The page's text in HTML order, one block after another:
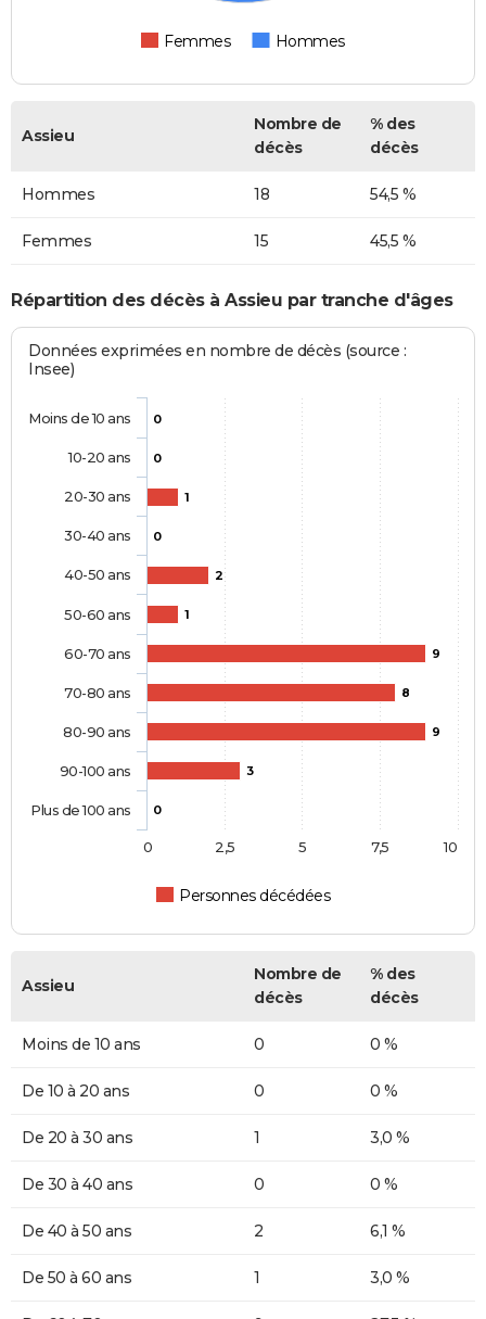
Femmes Hommes
Assieu
Nombre de
décès
% des
décès
Hommes 18 54,5 %
Femmes 15 45,5 %
Répartition des décès à Assieu par tranche d'âges
Données exprimées en nombre de décès (source :
Insee)
0
0
1
0
2
1
9
8
9
3
0
Personnes décédées
Moins de 10 ans
10-20 ans
20-30 ans
30-40 ans
40-50 ans
50-60 ans
60-70 ans
70-80 ans
80-90 ans
90-100 ans
Plus de 100 ans
0 10
2,5 5 7,5
Assieu
Nombre de
décès
% des
décès
Moins de 10 ans 0 0 %
De 10 à 20 ans 0 0 %
De 20 à 30 ans 1 3,0 %
De 30 à 40 ans 0 0 %
De 40 à 50 ans 2 6,1 %
De 50 à 60 ans 1 3,0 %